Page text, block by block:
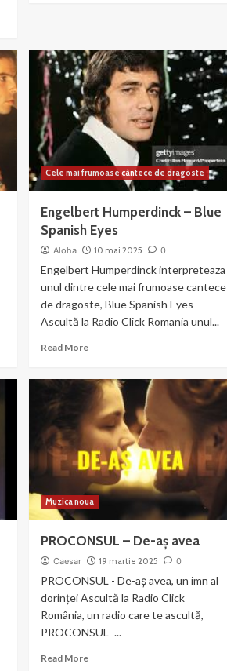
–
I
will
not
die
Cele mai frumoase cântece de dragoste
Engelbert Humperdinck – Blue
Spanish Eyes
Aloha 10 mai 2025 0
Engelbert Humperdinck interpreteaza
unul dintre cele mai frumoase cantece
de dragoste, Blue Spanish Eyes
Ascultă la Radio Click Romania unul...
Read MoreRead
Engelbert
Humperdinck
–
Blue
Spanish
Eyes
Muzica noua
PROCONSUL – De-aș avea
Caesar 19 martie 2025 0
PROCONSUL - De-aș avea, un imn al
dorinței Ascultă la Radio Click
România, un radio care te ascultă,
PROCONSUL -...
Read MoreRead